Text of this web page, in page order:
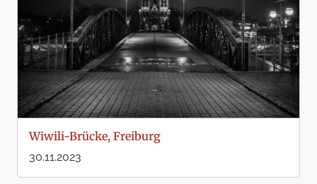
Wiwili-Brücke, Freiburg
30.11.2023